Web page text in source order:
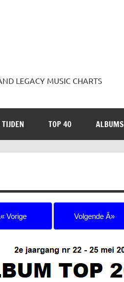
LEGACY MUSIC CHARTS
TOP 40 ALBUMS
Vorige Volgende Â»